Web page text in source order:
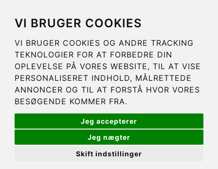
VI BRUGER COOKIES
VI BRUGER COOKIES OG ANDRE TRACKING
TEKNOLOGIER FOR AT FORBEDRE DIN
OPLEVELSE PÅ VORES WEBSITE, TIL AT VISE
PERSONALISERET INDHOLD, MÅLRETTEDE
ANNONCER OG TIL AT FORSTÅ HVOR VORES
BESØGENDE KOMMER FRA.
Jeg accepterer
Jeg nægter
Skift indstillinger